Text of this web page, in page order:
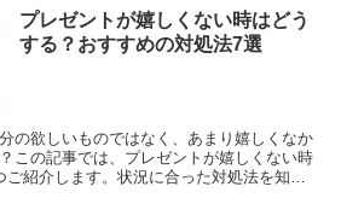
プレゼントが嬉しくない時はどう
する？おすすめの対処法7選
の欲しいものではなく、あまり嬉しくなか
この記事では、プレゼントが嬉しくない時
ご紹介します。状況に合った対処法を知っ